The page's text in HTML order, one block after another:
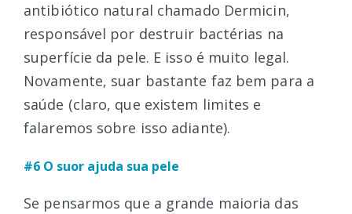
antibiótico natural chamado Dermicin,
responsável por destruir bactérias na
superfície da pele. E isso é muito legal.
Novamente, suar bastante faz bem para a
saúde (claro, que existem limites e
falaremos sobre isso adiante).
#6 O suor ajuda sua pele
Se pensarmos que a grande maioria das